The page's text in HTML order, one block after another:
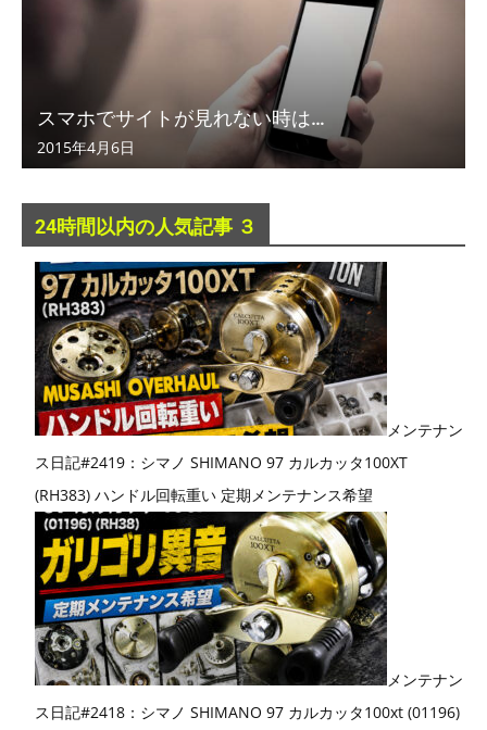
スマホでサイトが見れない時は…
2015年4月6日
24時間以内の人気記事 ３
メンテナン
ス日記#2419：シマノ SHIMANO 97 カルカッタ100XT
(RH383) ハンドル回転重い 定期メンテナンス希望
メンテナン
ス日記#2418：シマノ SHIMANO 97 カルカッタ100xt (01196)